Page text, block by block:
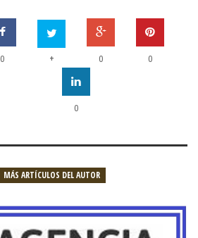
0 + 0 0
0
MÁS ARTÍCULOS DEL AUTOR